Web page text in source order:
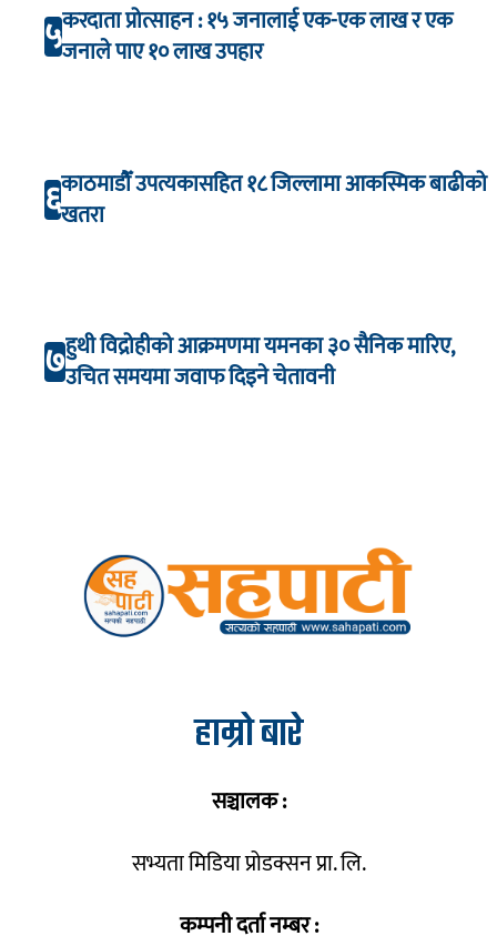
५करदाता प्रोत्साहन : १५ जनालाई एक-एक लाख र एक
जनाले पाए १० लाख उपहार
६काठमाडौँ उपत्यकासहित १८ जिल्लामा आकस्मिक बाढीको
खतरा
७हुथी विद्रोहीको आक्रमणमा यमनका ३० सैनिक मारिए,
उचित समयमा जवाफ दिइने चेतावनी
हाम्रो बारे
सञ्चालक :
सभ्यता मिडिया प्रोडक्सन प्रा. लि.
कम्पनी दर्ता नम्बर :